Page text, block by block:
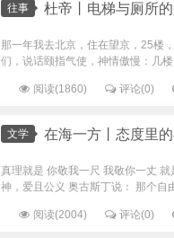
往事 杜帝丨电梯与厕所
那一年我去北京，住在望京，25楼
们，说话颐指气使，神情傲慢：几
阅读(1860) 评论(0)
文学 在海一方丨态度里的
真理就是 你敬我一尺 我敬你一丈
神，爱且公义 奥古斯丁说： 那个自
阅读(2004) 评论(0)